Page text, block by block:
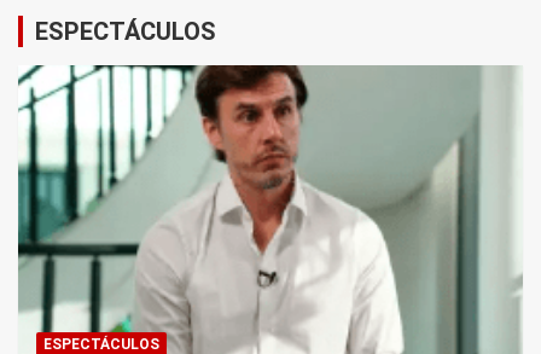
ESPECTÁCULOS
ESPECTÁCULOS